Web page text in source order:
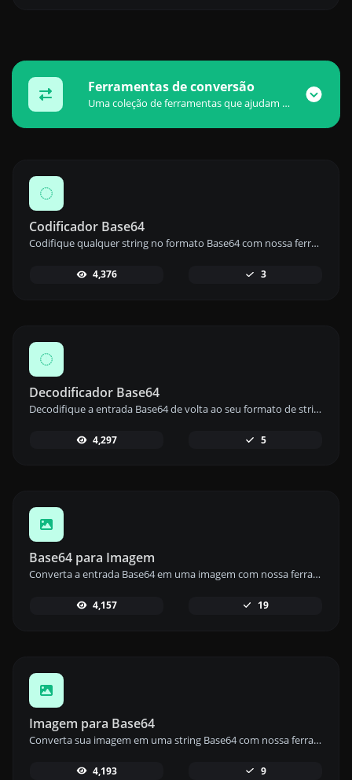
Ferramentas de conversão
Uma coleção de ferramentas que ajudam você a converter dados facilmente.
Codificador Base64
Codifique qualquer string no formato Base64 com nossa ferramenta de codificação Base64 para codificação segura de dados.
4,376 3
Decodificador Base64
Decodifique a entrada Base64 de volta ao seu formato de string original com nossa ferramenta de decodificação Base64 para fácil recuperação de dados.
4,297 5
Base64 para Imagem
Converta a entrada Base64 em uma imagem com nossa ferramenta de Base64 para imagem para recuperação rápida e fácil de imagens.
4,157 19
Imagem para Base64
Converta sua imagem em uma string Base64 com nossa ferramenta de imagem para Base64 para codificação de dados eficiente.
4,193 9